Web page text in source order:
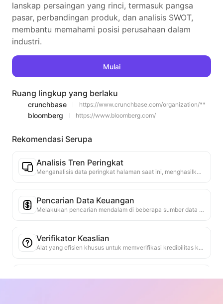
lanskap persaingan yang rinci, termasuk pangsa
pasar, perbandingan produk, dan analisis SWOT,
membantu memahami posisi perusahaan dalam
industri.
Mulai
Ruang lingkup yang berlaku
crunchbase https://www.crunchbase.com/organization/**
bloomberg https://www.bloomberg.com/
Rekomendasi Serupa
Analisis Tren Peringkat
Menganalisis data peringkat halaman saat ini, menghasilkan laporan tren. Mengidentifikasi kategori populer, jenis produk yang cepat naik, dan teknologi yang muncul. Menyediakan wawasan pasar instan untuk membantu Anda memahami tren produk terbaru dan arah pasar.
Pencarian Data Keuangan
Melakukan pencarian mendalam di beberapa sumber data yang dapat diandalkan untuk indikator keuangan atau titik data yang disebutkan di halaman web saat ini. Menyediakan perbandingan data historis dan tolok ukur industri, membantu pengguna memahami secara menyeluruh kondisi keuangan dan kinerja pasar perusahaan.
Verifikator Keaslian
Alat yang efisien khusus untuk memverifikasi kredibilitas konten web. Secara otomatis mengidentifikasi klaim dan data kunci, memeriksa silang dengan sumber eksternal yang dapat diandalkan. Memberikan peringkat kredibilitas untuk pernyataan penting, menyediakan penjelasan hasil verifikasi dan tautan sumber fakta. Membantu meningkatkan literasi informasi dan mencegah penyebaran informasi palsu.
Pencari Argumen Pandangan